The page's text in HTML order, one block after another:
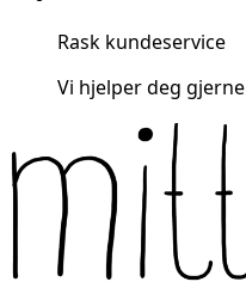
Rask kundeservice
Vi hjelper deg gjerne